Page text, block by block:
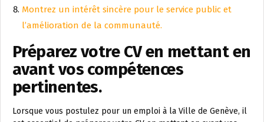
Montrez un intérêt sincère pour le service public et
l’amélioration de la communauté.
Préparez votre CV en mettant en
avant vos compétences
pertinentes.
Lorsque vous postulez pour un emploi à la Ville de Genève, il